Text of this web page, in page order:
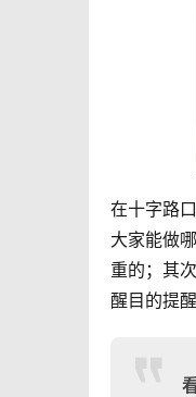
在十字路
大家能做
重的；其
醒目的提